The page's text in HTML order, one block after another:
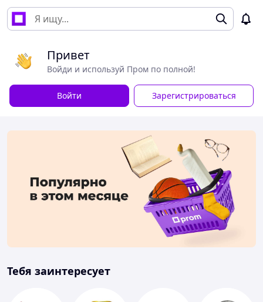
Привет
Войди и используй Пром по полной!
Войти Зарегистрироваться
Тебя заинтересует